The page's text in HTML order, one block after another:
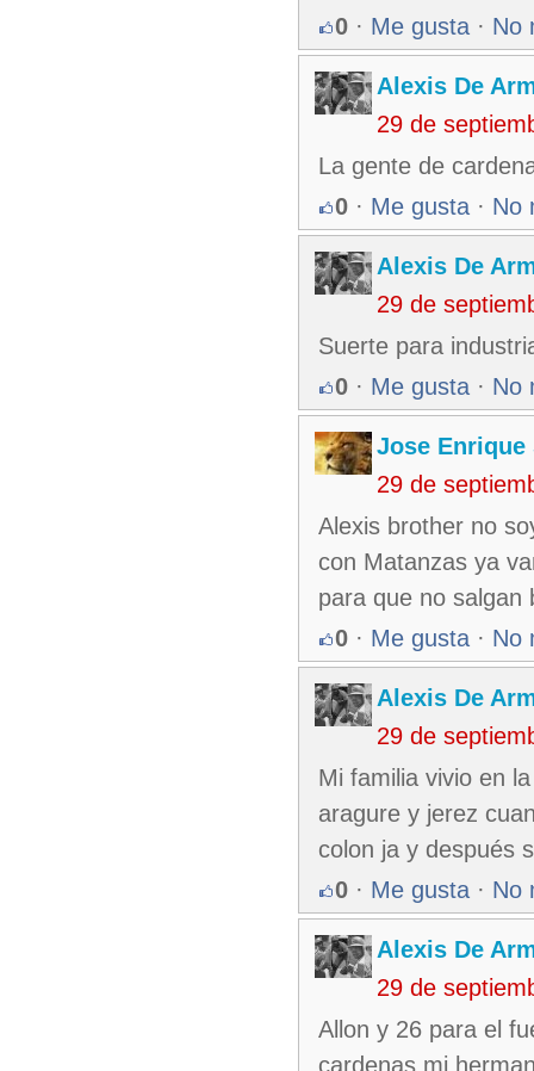
0 · Me gusta · No
Alexis De
29 de
La gente de
0 · Me gusta · No
Alexis De
29 de
Suerte para
0 · Me gusta · No
Jose Enrique
29 de
Alexis brother no
con Matanzas ya
para que no salgan
0 · Me gusta · No
Alexis De
29 de
Mi familia vivio en
aragure y jerez
colon ja y después
0 · Me gusta · No
Alexis De
29 de
Allon y 26 para el
cardenas mi